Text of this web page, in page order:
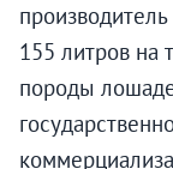
155 литров на
породы